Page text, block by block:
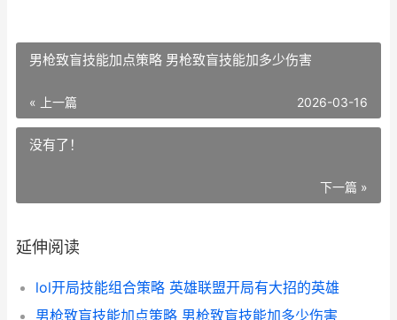
男枪致盲技能加点策略 男枪致盲技能加多少伤害
« 上一篇 2026-03-16
没有了！
下一篇 »
延伸阅读
lol开局技能组合策略 英雄联盟开局有大招的英雄
男枪致盲技能加点策略 男枪致盲技能加多少伤害